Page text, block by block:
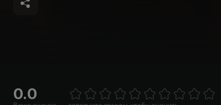
0.0 1 Star2 Stars3 Stars4 Stars5 Stars6 Stars7 Stars8 Stars